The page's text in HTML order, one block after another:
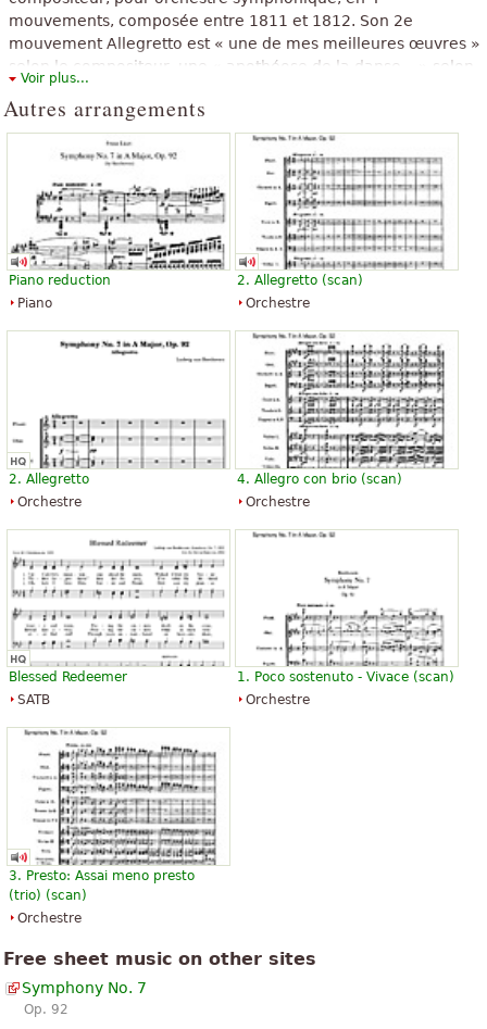
mouvements, composée entre 1811 et 1812. Son 2e
mouvement Allegretto est « une de mes meilleures œuvres »
selon le compositeur, une « apothéose de la danse... » selon
Richard Wagner.
The above text from the Wikipedia article "
(Beethoven)" text is available under CC BY-SA 3.0.
Voir plus...
Autres arrangements
Piano reduction
Piano
2. Allegretto (scan)
Orchestre
2. Allegretto
Orchestre
4. Allegro con brio (scan)
Orchestre
Blessed Redeemer
SATB
1. Poco sostenuto - Vivace (scan)
Orchestre
3. Presto: Assai meno presto
(trio) (scan)
Orchestre
Free sheet music on other sites
Symphony No. 7
Op. 92